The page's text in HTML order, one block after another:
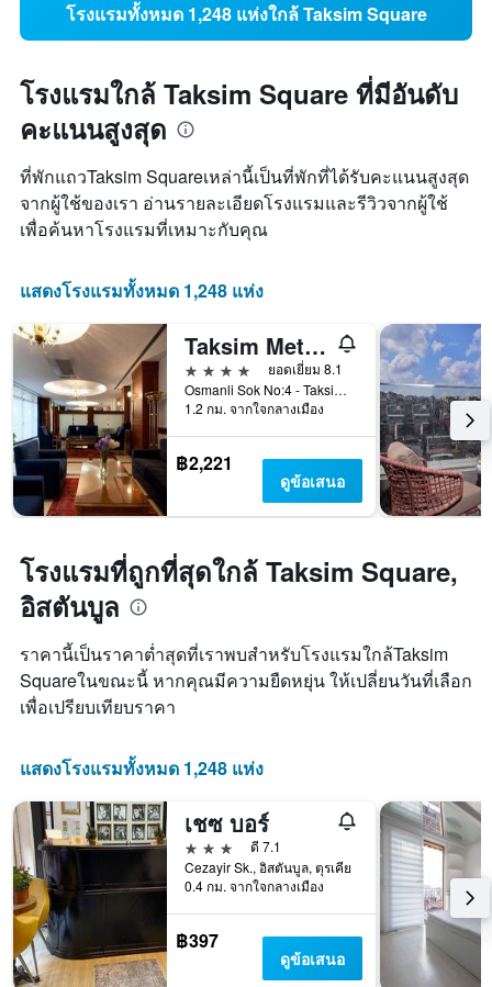
โรงแรมทั้งหมด 1,248 แห่งใกล้ Taksim Square
โรงแรมใกล้ Taksim Square ที่มีอันดับ
คะแนนสูงสุด
ที่พักแถวTaksim Squareเหล่านี้เป็นที่พักที่ได้รับคะแนนสูงสุด
จากผู้ใช้ของเรา อ่านรายละเอียดโรงแรมและรีวิวจากผู้ใช้
เพื่อค้นหาโรงแรมที่เหมาะกับคุณ
แสดงโรงแรมทั้งหมด 1,248 แห่ง
Taksim Metropark Hotel
4 ดาว
ยอดเยี่ยม 8.1
Osmanli Sok No:4 - Taksim, อิสตันบูล, ตุรเคีย
1.2 กม. จากใจกลางเมือง
฿2,221
ดูข้อเสนอ
โรงแรมที่ถูกที่สุดใกล้ Taksim Square,
อิสตันบูล
ราคานี้เป็นราคาต่ำสุดที่เราพบสำหรับโรงแรมใกล้Taksim
Squareในขณะนี้ หากคุณมีความยืดหยุ่น ให้เปลี่ยนวันที่เลือก
เพื่อเปรียบเทียบราคา
แสดงโรงแรมทั้งหมด 1,248 แห่ง
เชซ บอร์
3 ดาว
ดี 7.1
Cezayir Sk., อิสตันบูล, ตุรเคีย
0.4 กม. จากใจกลางเมือง
฿397
ดูข้อเสนอ